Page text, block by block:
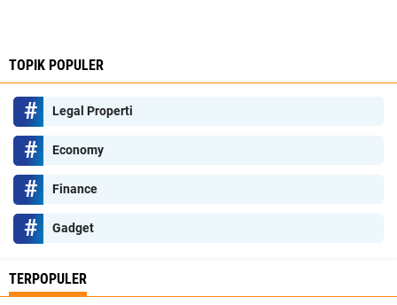
TOPIK POPULER
Legal Properti
Economy
Finance
Gadget
TERPOPULER